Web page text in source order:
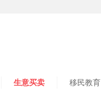
生意买卖 移民教育